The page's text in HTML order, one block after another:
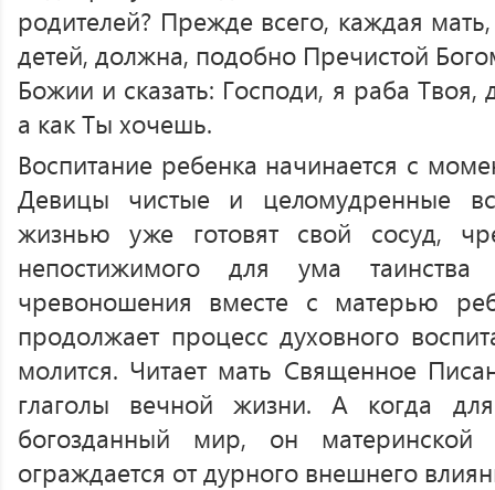
родителей? Прежде всего, каждая
детей, должна, подобно Пречистой
Божии и сказать: Господи, я раба Твоя,
а как Ты хочешь.
Воспитание ребенка начинается с
Девицы чистые и целомудренные
жизнью уже готовят свой сосуд,
непостижимого для ума
чревоношения вместе с матерью
продолжает процесс духовного
молится. Читает мать Священное
глаголы вечной жизни. А когда
богозданный мир, он
ограждается от дурного внешнего